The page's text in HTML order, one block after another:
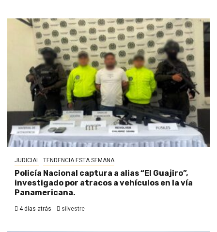
JUDICIAL TENDENCIA ESTA SEMANA
Policía Nacional captura a alias “El Guajiro”,
investigado por atracos a vehículos en la vía
Panamericana.
4 días atrás silvestre